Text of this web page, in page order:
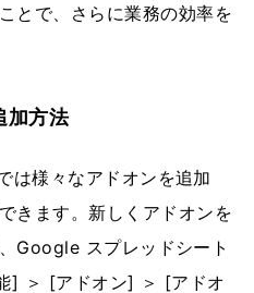
とで、さらに業務の効率を
加方法
は様々なアドオンを追加
きます。新しくアドオンを
Google スプレッドシート
] ＞ [アドオン] ＞ [アドオ